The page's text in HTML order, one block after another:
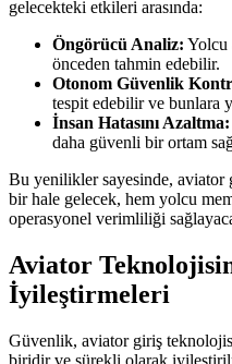
gelecekteki etkileri arasında:
Öngörücü Analiz: Yolcu
önceden tahmin edebilir.
Otonom Güvenlik
tespit edebilir ve bunlara
İnsan Hatasını Azaltma:
daha güvenli bir ortam
Bu yenilikler sayesinde, aviator
bir hale gelecek, hem yolcu
operasyonel verimliliği
Aviator
İyileştirmeleri
Güvenlik, aviator giriş
biridir ve sürekli olarak